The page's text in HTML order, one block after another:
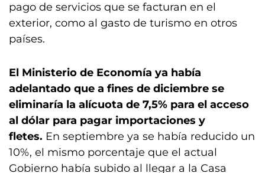
pago de servicios que se facturan en el
exterior, como al gasto de turismo en otros
países.
El Ministerio de Economía ya había
adelantado que a fines de diciembre se
eliminaría la alícuota de 7,5% para el acceso
al dólar para pagar importaciones y
fletes. En septiembre ya se había reducido un
10%, el mismo porcentaje que el actual
Gobierno había subido al llegar a la Casa